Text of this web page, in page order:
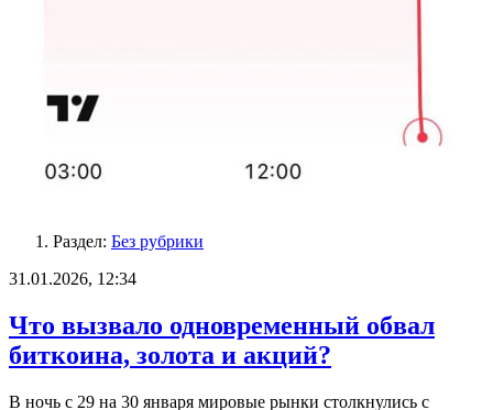
Раздел: Без рубрики
31.01.2026, 12:34
Что вызвало одновременный обвал
биткоина, золота и акций?
В ночь с 29 на 30 января мировые рынки столкнулись с